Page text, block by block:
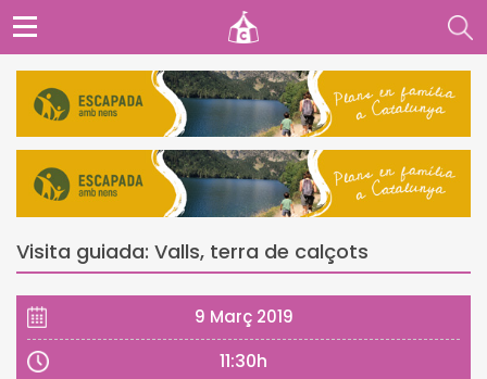
Visita guiada: Valls, terra de calçots
9 Març 2019
11:30h